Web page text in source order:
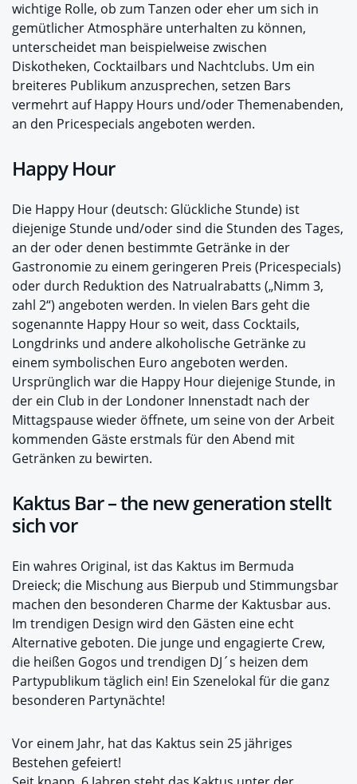
wichtige Rolle, ob zum Tanzen oder eher um sich in
gemütlicher Atmosphäre unterhalten zu können,
unterscheidet man beispielweise zwischen
Diskotheken, Cocktailbars und Nachtclubs. Um ein
breiteres Publikum anzusprechen, setzen Bars
vermehrt auf Happy Hours und/oder Themenabenden,
an den Pricespecials angeboten werden.
Happy Hour
Die Happy Hour (deutsch: Glückliche Stunde) ist
diejenige Stunde und/oder sind die Stunden des Tages,
an der oder denen bestimmte Getränke in der
Gastronomie zu einem geringeren Preis (Pricespecials)
oder durch Reduktion des Natrualrabatts („Nimm 3,
zahl 2“) angeboten werden. In vielen Bars geht die
sogenannte Happy Hour so weit, dass Cocktails,
Longdrinks und andere alkoholische Getränke zu
einem symbolischen Euro angeboten werden.
Ursprünglich war die Happy Hour diejenige Stunde, in
der ein Club in der Londoner Innenstadt nach der
Mittagspause wieder öffnete, um seine von der Arbeit
kommenden Gäste erstmals für den Abend mit
Getränken zu bewirten.
Kaktus Bar – the new generation stellt
sich vor
Ein wahres Original, ist das Kaktus im Bermuda
Dreieck; die Mischung aus Bierpub und Stimmungsbar
machen den besonderen Charme der Kaktusbar aus.
Im trendigen Design wird den Gästen eine echt
Alternative geboten. Die junge und engagierte Crew,
die heißen Gogos und trendigen DJ´s heizen dem
Partypublikum täglich ein! Ein Szenelokal für die ganz
besonderen Partynächte!
Vor einem Jahr, hat das Kaktus sein 25 jähriges
Bestehen gefeiert!